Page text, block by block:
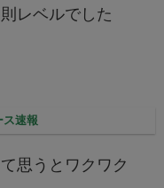
レベルでした
ス速報
思うとワクワク